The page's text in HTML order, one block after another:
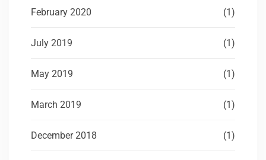
February 2020 (1)
July 2019 (1)
May 2019 (1)
March 2019 (1)
December 2018 (1)